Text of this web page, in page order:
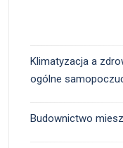
Klimatyzacja a
ogólne
Budownictwo